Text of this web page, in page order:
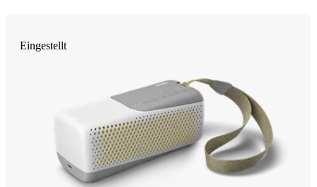
Eingestellt